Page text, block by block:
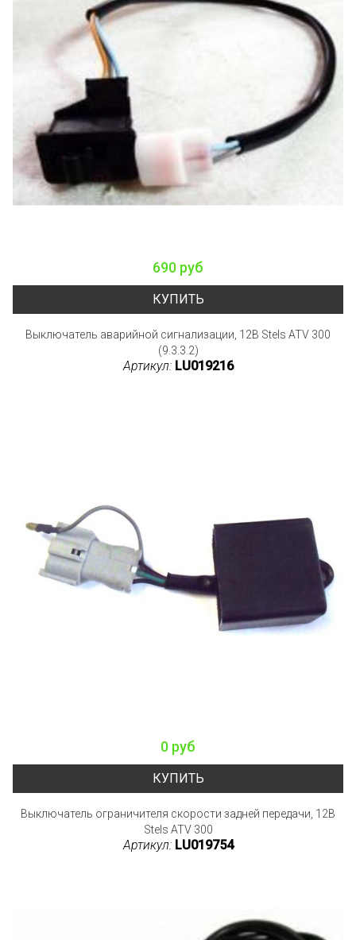
690 руб
КУПИТЬ
Выключатель аварийной сигнализации, 12В Stels ATV 300
(9.3.3.2)
Артикул: LU019216
0 руб
КУПИТЬ
Выключатель ограничителя скорости задней передачи, 12B
Stels ATV 300
Артикул: LU019754